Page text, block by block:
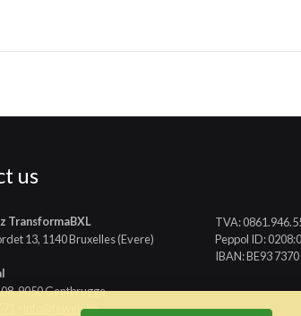
us
TransformaBXL
13, 1140 Bruxelles (Evere)
9050 Gentbrugge
info@feweb.be
TVA:
Peppol ID:
IBAN: BE93